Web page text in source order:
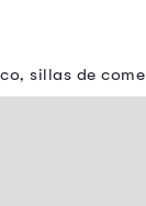
sillas de